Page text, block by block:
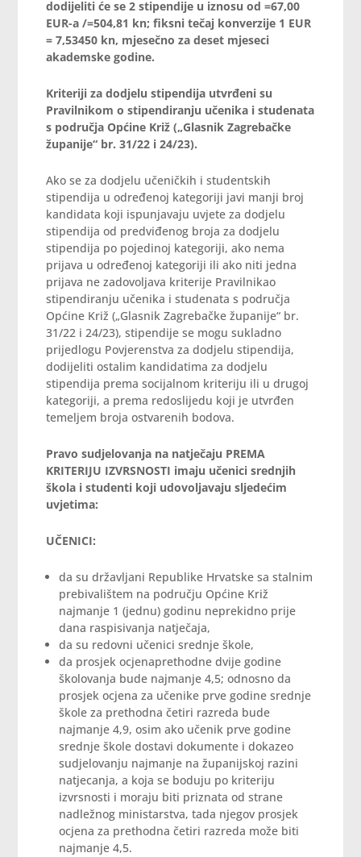
dodijeliti će se 2 stipendije u iznosu od =67,00
EUR-a /=504,81 kn; fiksni tečaj konverzije 1 EUR
= 7,53450 kn, mjesečno za deset mjeseci
akademske godine.
Kriteriji za dodjelu stipendija utvrđeni su
Pravilnikom o stipendiranju učenika i studenata
s područja Općine Križ („Glasnik Zagrebačke
županije“ br. 31/22 i 24/23).
Ako se za dodjelu učeničkih i studentskih
stipendija u određenoj kategoriji javi manji broj
kandidata koji ispunjavaju uvjete za dodjelu
stipendija od predviđenog broja za dodjelu
stipendija po pojedinoj kategoriji, ako nema
prijava u određenoj kategoriji ili ako niti jedna
prijava ne zadovoljava kriterije Pravilnikao
stipendiranju učenika i studenata s područja
Općine Križ („Glasnik Zagrebačke županije“ br.
31/22 i 24/23), stipendije se mogu sukladno
prijedlogu Povjerenstva za dodjelu stipendija,
dodijeliti ostalim kandidatima za dodjelu
stipendija prema socijalnom kriteriju ili u drugoj
kategoriji, a prema redoslijedu koji je utvrđen
temeljem broja ostvarenih bodova.
Pravo sudjelovanja na natječaju PREMA
KRITERIJU IZVRSNOSTI imaju učenici srednjih
škola i studenti koji udovoljavaju sljedećim
uvjetima:
UČENICI:
da su državljani Republike Hrvatske sa stalnim
prebivalištem na području Općine Križ
najmanje 1 (jednu) godinu neprekidno prije
dana raspisivanja natječaja,
da su redovni učenici srednje škole,
da prosjek ocjenaprethodne dvije godine
školovanja bude najmanje 4,5; odnosno da
prosjek ocjena za učenike prve godine srednje
škole za prethodna četiri razreda bude
najmanje 4,9, osim ako učenik prve godine
srednje škole dostavi dokumente i dokazeo
sudjelovanju najmanje na županijskoj razini
natjecanja, a koja se boduju po kriteriju
izvrsnosti i moraju biti priznata od strane
nadležnog ministarstva, tada njegov prosjek
ocjena za prethodna četiri razreda može biti
najmanje 4,5.